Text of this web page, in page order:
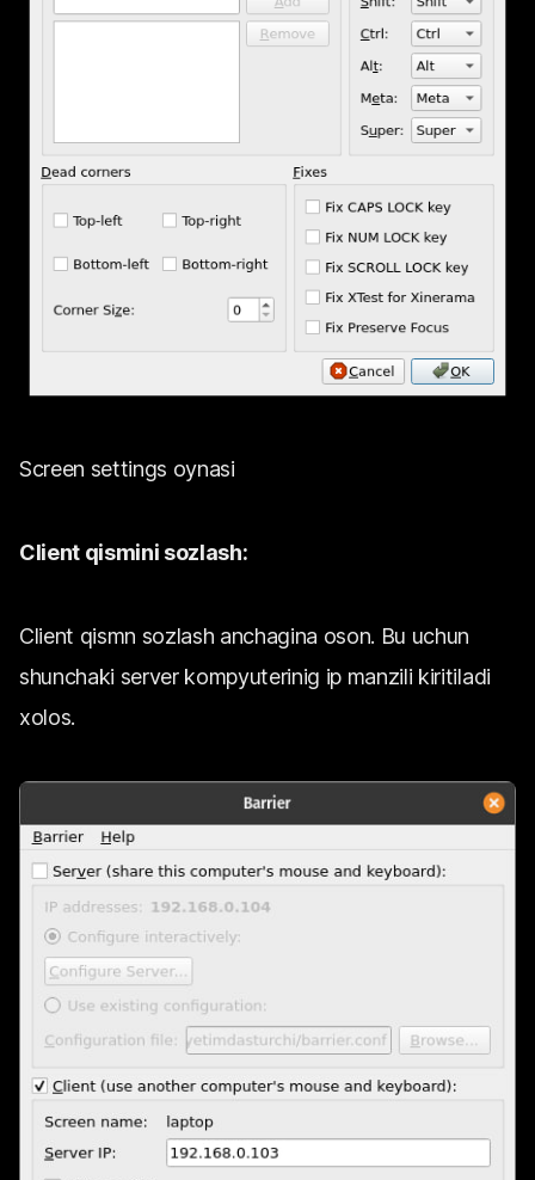
Screen settings oynasi
Client qismini sozlash:
Client qismn sozlash anchagina oson. Bu uchun
shunchaki server kompyuterinig ip manzili kiritiladi
xolos.